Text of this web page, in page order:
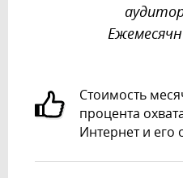
Стоимость
процента
Интернет и его